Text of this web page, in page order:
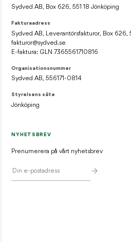
Sydved AB, Box 626, 551 18 Jönköping
Fakturaadress
Sydved AB, Leverantörsfakturor, Box 626,
fakturor@sydved.se
E-faktura: GLN 7365561710816
Organisationsnummer
Sydved AB, 556171-0814
Styrelsens säte
Jönköping
NYHETSBREV
Prenumerera på vårt nyhetsbrev